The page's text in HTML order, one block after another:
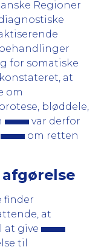
Regioner
for somatiske
konstateret, at
om
bløddele,
var derfor
om retten
finder
at
at give
til